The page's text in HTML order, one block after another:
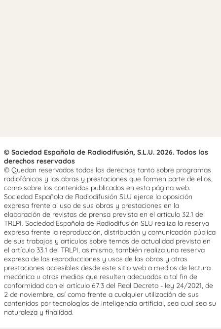
© Sociedad Española de Radiodifusión, S.L.U. 2026. Todos los
derechos reservados
© Quedan reservados todos los derechos tanto sobre programas
radiofónicos y las obras y prestaciones que formen parte de ellos,
como sobre los contenidos publicados en esta página web.
Sociedad Española de Radiodifusión SLU ejerce la oposición
expresa frente al uso de sus obras y prestaciones en la
elaboración de revistas de prensa prevista en el artículo 32.1 del
TRLPI. Sociedad Española de Radiodifusión SLU realiza la reserva
expresa frente la reproducción, distribución y comunicación pública
de sus trabajos y artículos sobre temas de actualidad prevista en
el artículo 33.1 del TRLPI, asimismo, también realiza una reserva
expresa de las reproducciones y usos de las obras y otras
prestaciones accesibles desde este sitio web a medios de lectura
mecánica u otros medios que resulten adecuados a tal fin de
conformidad con el artículo 67.3 del Real Decreto - ley 24/2021, de
2 de noviembre, así como frente a cualquier utilización de sus
contenidos por tecnologías de inteligencia artificial, sea cual sea su
naturaleza y finalidad.